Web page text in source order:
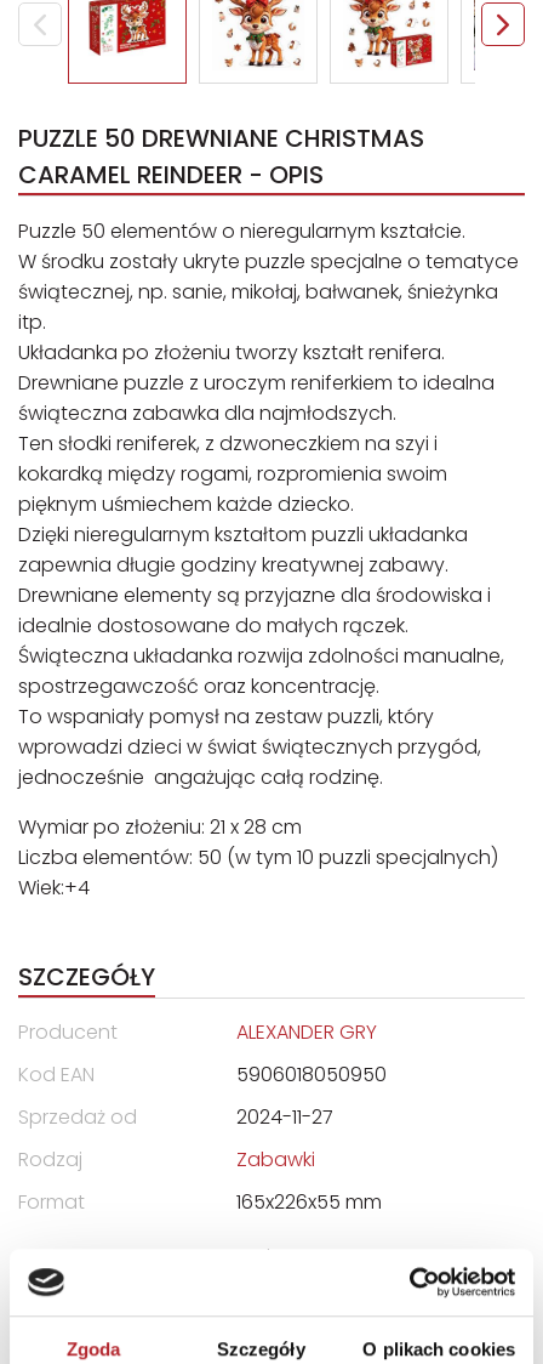
Zgoda Szczegóły O plikach cookies
PUZZLE 50 DREWNIANE CHRISTMAS
CARAMEL REINDEER - OPIS
Puzzle 50 elementów o nieregularnym kształcie.
W środku zostały ukryte puzzle specjalne o tematyce
świątecznej, np. sanie, mikołaj, bałwanek, śnieżynka
itp.
Układanka po złożeniu tworzy kształt renifera.
Drewniane puzzle z uroczym reniferkiem to idealna
świąteczna zabawka dla najmłodszych.
Ten słodki reniferek, z dzwoneczkiem na szyi i
kokardką między rogami, rozpromienia swoim
pięknym uśmiechem każde dziecko.
Dzięki nieregularnym kształtom puzzli układanka
zapewnia długie godziny kreatywnej zabawy.
Drewniane elementy są przyjazne dla środowiska i
idealnie dostosowane do małych rączek.
Świąteczna układanka rozwija zdolności manualne,
spostrzegawczość oraz koncentrację.
To wspaniały pomysł na zestaw puzzli, który
wprowadzi dzieci w świat świątecznych przygód,
jednocześnie angażując całą rodzinę.
Wymiar po złożeniu: 21 x 28 cm
Liczba elementów: 50 (w tym 10 puzzli specjalnych)
Wiek:+4
SZCZEGÓŁY
Producent
ALEXANDER GRY
Kod EAN
5906018050950
Sprzedaż od
2024-11-27
Rodzaj
Zabawki
Format
165x226x55 mm
Brak prawa zwrotu
DANE OSOBY ODPOWIEDZIALNEJ